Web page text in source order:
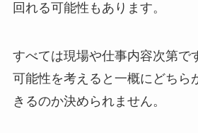
回れる可能性もあります。
すべては現場や仕事内容次第で
可能性を考えると一概にどちら
きるのか決められません。